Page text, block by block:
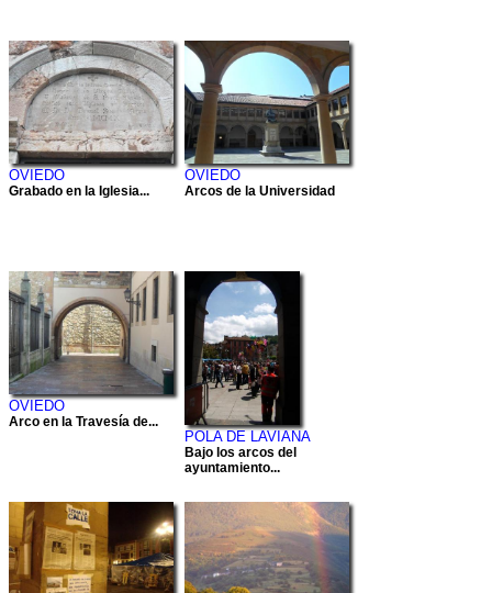
OVIEDO
Grabado en la Iglesia...
OVIEDO
Arcos de la Universidad
OVIEDO
Arco en la Travesía de...
POLA DE LAVIANA
Bajo los arcos del
ayuntamiento...